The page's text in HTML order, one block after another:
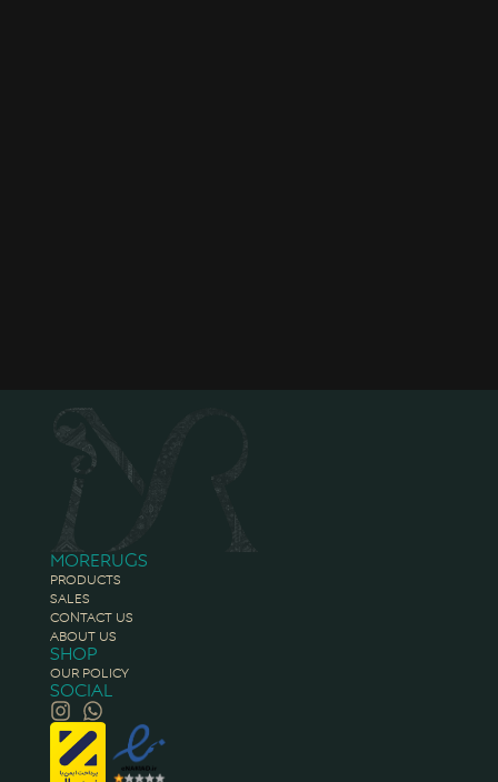
Morerugs
Products
Sales
Contact Us
About Us
Shop
Our Policy
Social